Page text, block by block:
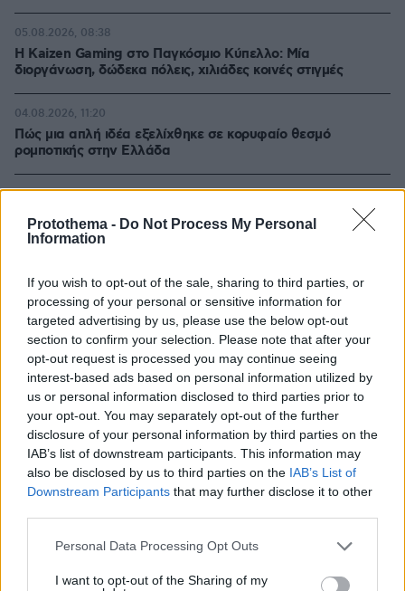
Protothema - Do Not Process My Personal
Information
If you wish to opt-out of the sale, sharing to third parties, or
processing of your personal or sensitive information for
targeted advertising by us, please use the below opt-out
section to confirm your selection. Please note that after your
opt-out request is processed you may continue seeing
interest-based ads based on personal information utilized by
us or personal information disclosed to third parties prior to
your opt-out. You may separately opt-out of the further
disclosure of your personal information by third parties on the
IAB’s list of downstream participants. This information may
also be disclosed by us to third parties on the IAB’s List of
Downstream Participants that may further disclose it to other
Please note that this website/app uses one or more Google
not limited to your visit or usage behaviour. You may click to
Personal Data Processing Opt Outs
I want to opt-out of the Sharing of my
H Kaizen Gaming στο Παγκόσμιο Kύπελλο: Μία
διοργάνωση, δώδεκα πόλεις, χιλιάδες κοινές στιγμές
05.08.2026, 08:38
Πώς μια απλή ιδέα εξελίχθηκε σε κορυφαίο θεσμό
ρομποτικής στην Ελλάδα
04.08.2026, 11:20
ΠΡΟΣΘΗΚΗ ΣΧΟΛΙΟΥ
Να εκδοθεί ταξιδιωτική οδηγία
14.02.2025, 23:07
να μην επιτρέπονται Αμερικανοί στην Ευρώπη γιατί
θα μας φέρουν αρρωστιες που είχαν εξαφανιστεί επί
δεκαετίες.
ΑΠΑΝΤΗΣΗ
Ο ίδιος γιατί μοιάζει τόσο άρρωστος;
13.02.2025, 21:28
ΑΠΑΝΤΗΣΗ